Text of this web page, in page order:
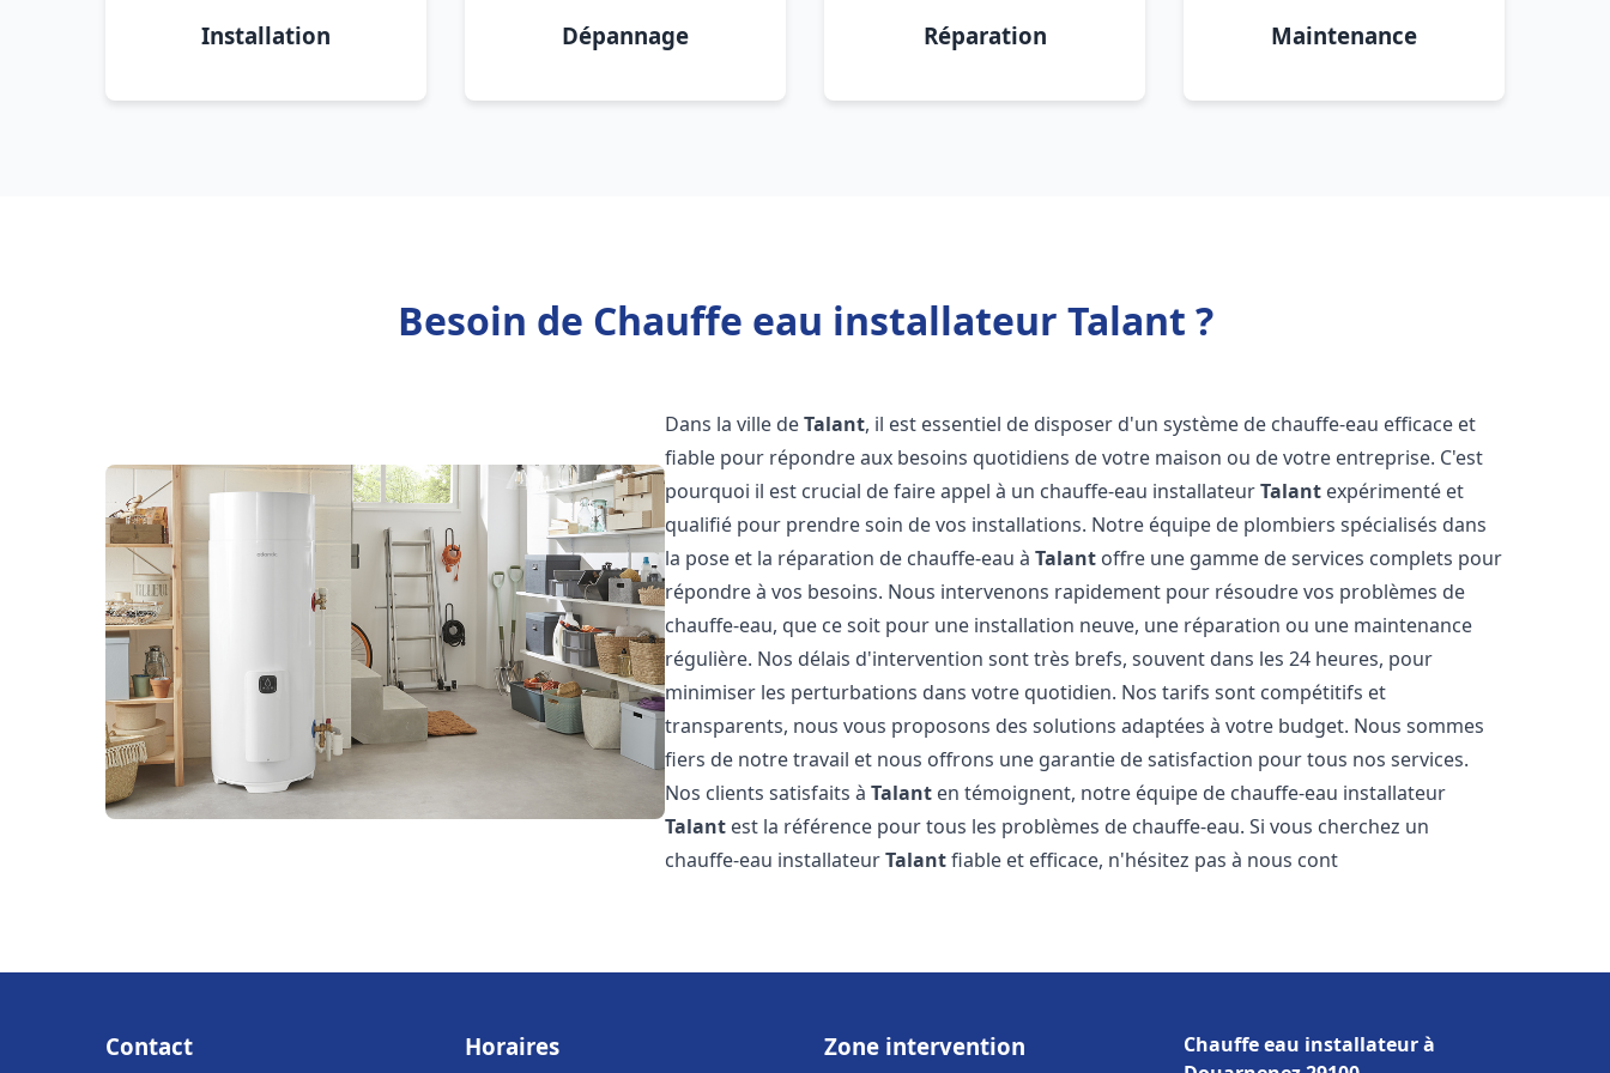
Installation Dépannage Réparation Maintenance
Besoin de Chauffe eau installateur Talant ?
Dans la ville deTalant, il est essentiel de disposer d'un système de chauffe-eau efficace et
fiable pour répondre aux besoins quotidiens de votre maison ou de votre entreprise. C'est
pourquoi il est crucial de faire appel à un chauffe-eau installateurTalant expérimenté et
qualifié pour prendre soin de vos installations. Notre équipe de plombiers spécialisés dans
la pose et la réparation de chauffe-eau àTalant offre une gamme de services complets pour
répondre à vos besoins. Nous intervenons rapidement pour résoudre vos problèmes de
chauffe-eau, que ce soit pour une installation neuve, une réparation ou une maintenance
régulière. Nos délais d'intervention sont très brefs, souvent dans les 24 heures, pour
minimiser les perturbations dans votre quotidien. Nos tarifs sont compétitifs et
transparents, nous vous proposons des solutions adaptées à votre budget. Nous sommes
fiers de notre travail et nous offrons une garantie de satisfaction pour tous nos services.
Nos clients satisfaits àTalant en témoignent, notre équipe de chauffe-eau installateur
Talant est la référence pour tous les problèmes de chauffe-eau. Si vous cherchez un
chauffe-eau installateurTalantfiable et efficace, n'hésitez pas à nous cont
Contact Horaires Zone intervention
Chauffe eau installateur à